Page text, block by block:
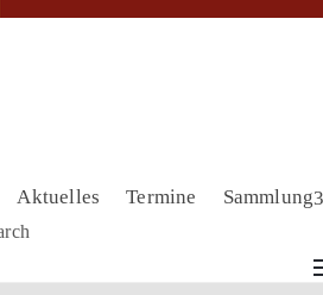
Aktuelles Termine Sammlung